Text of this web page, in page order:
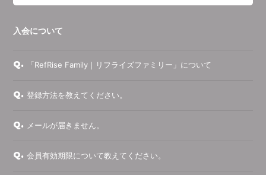
会員登録 ログイン
入会について
Q. 「RefRise Family｜リフライズファミリー」について
Q. 登録方法を教えてください。
Q. メールが届きません。
Q. 会員有効期限について教えてください。